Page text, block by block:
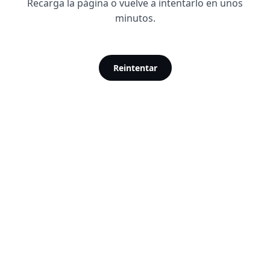
Recarga la página o vuelve a intentarlo en unos
minutos.
Reintentar